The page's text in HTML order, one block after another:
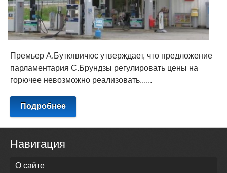
Премьер А.Буткявичюс утверждает, что предложение
парламентария С.Брундзы регулировать цены на
горючее невозможно реализовать......
Подробнее
Навигация
О сайте